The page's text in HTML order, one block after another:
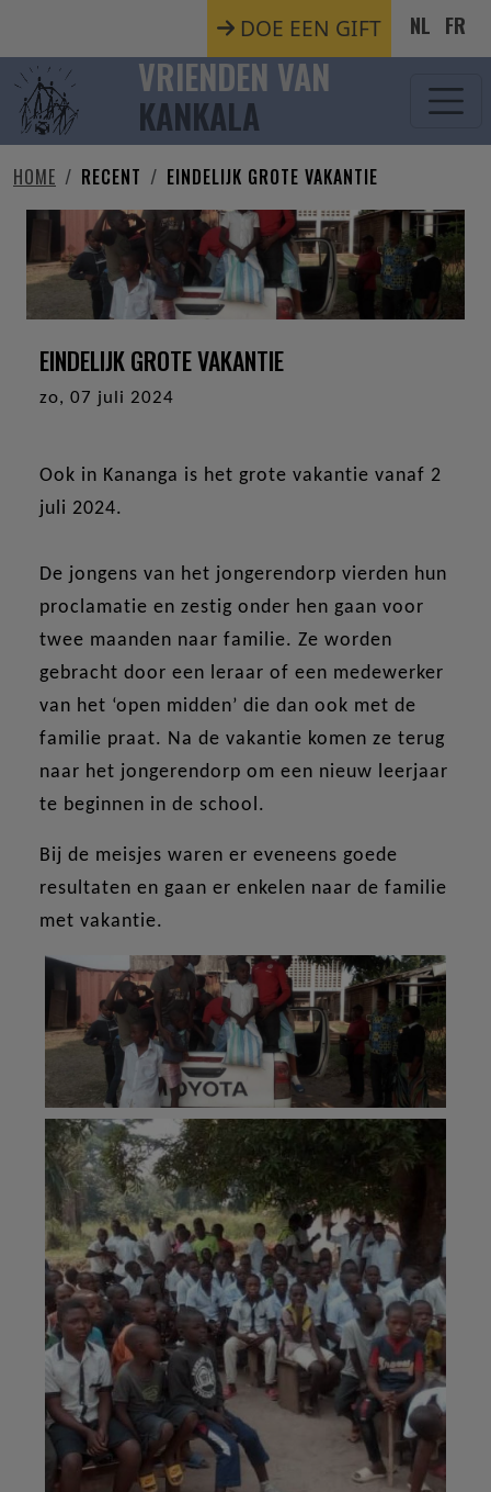
DOE EEN GIFT NL FR
VRIENDEN VAN
KANKALA
HOME RECENT EINDELIJK GROTE VAKANTIE
EINDELIJK GROTE VAKANTIE
zo, 07 juli 2024
Ook in Kananga is het grote vakantie vanaf 2
juli 2024.
De jongens van het jongerendorp vierden hun
proclamatie en zestig onder hen gaan voor
twee maanden naar familie. Ze worden
gebracht door een leraar of een medewerker
van het ‘open midden’ die dan ook met de
familie praat. Na de vakantie komen ze terug
naar het jongerendorp om een nieuw leerjaar
te beginnen in de school.
Bij de meisjes waren er eveneens goede
resultaten en gaan er enkelen naar de familie
met vakantie.